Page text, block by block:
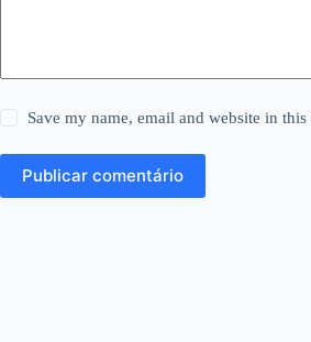
Save my name, email and website in
Publicar comentário